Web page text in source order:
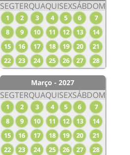
SEGTERQUAQUISEXSÁBDOM
1 2 3 4 5 6
7
8
9 10 11 12 13
14
15
16 17 18 19 20
21
22
23 24 25 26 27 28
Março - 2027
SEGTERQUAQUISEXSÁBDOM
1 2 3 4 5 6
7
8
9 10 11 12 13
14
15
16 17 18 19 20
21
22
23 24 25 26 27
28